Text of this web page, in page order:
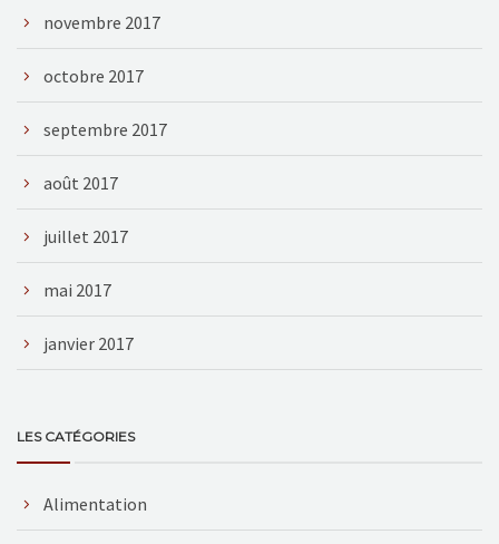
novembre 2017
octobre 2017
septembre 2017
août 2017
juillet 2017
mai 2017
janvier 2017
LES CATÉGORIES
Alimentation